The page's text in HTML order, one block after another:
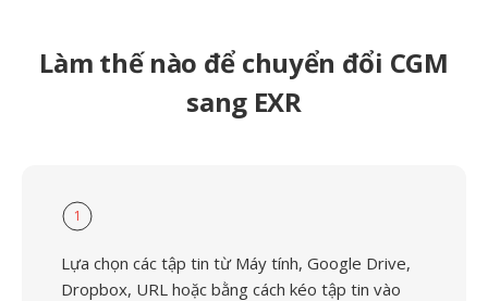
Làm thế nào để chuyển đổi CGM
sang EXR
1
Lựa chọn các tập tin từ Máy tính, Google Drive,
Dropbox, URL hoặc bằng cách kéo tập tin vào